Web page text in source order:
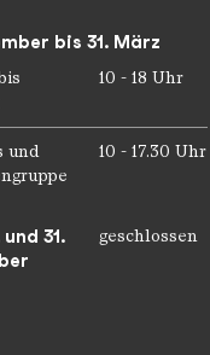
bis 31. März
10 - 18 Uhr
und
10 - 17.30 Uhr
31.
geschlossen